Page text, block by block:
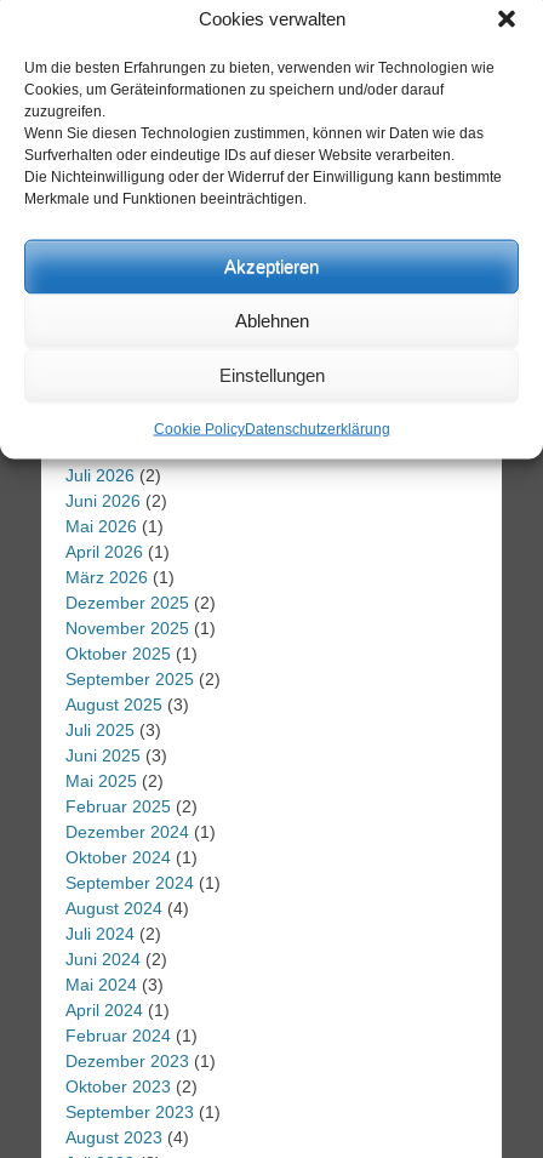
Cookies verwalten
Um die besten Erfahrungen zu bieten, verwenden wir Technologien wie
Cookies, um Geräteinformationen zu speichern und/oder darauf
zuzugreifen.
Wenn Sie diesen Technologien zustimmen, können wir Daten wie das
Surfverhalten oder eindeutige IDs auf dieser Website verarbeiten.
Die Nichteinwilligung oder der Widerruf der Einwilligung kann bestimmte
Merkmale und Funktionen beeinträchtigen.
Akzeptieren
Ablehnen
Einstellungen
Cookie PolicyDatenschutzerklärung
Samstag, 08.08.2026
Sonnig
14 / 34°C
Leicht bewölkt
15 / 23°C
Juli 2026(2)
Juni 2026 (2)
Mai 2026 (1)
April 2026 (1)
März 2026 (1)
Dezember 2025 (2)
November 2025 (1)
Oktober 2025 (1)
September 2025 (2)
August 2025 (3)
Juli 2025 (3)
Juni 2025 (3)
Mai 2025 (2)
Februar 2025 (2)
Dezember 2024 (1)
Oktober 2024 (1)
September 2024 (1)
August 2024 (4)
Juli 2024 (2)
Juni 2024 (2)
Mai 2024 (3)
April 2024 (1)
Februar 2024 (1)
Dezember 2023 (1)
Oktober 2023 (2)
September 2023 (1)
August 2023 (4)